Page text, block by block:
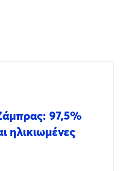
97,5%
ηλικιωμένες